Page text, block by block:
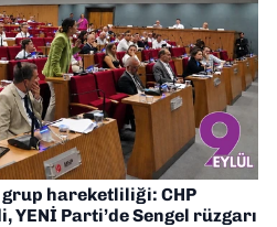
hareketliliği: CHP
Parti’de Sengel rüzgarı